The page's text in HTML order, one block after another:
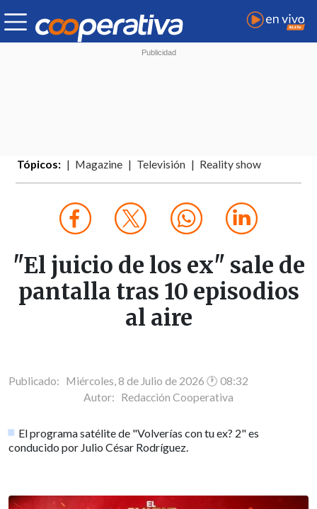
Tópicos: Magazine Televisión Reality show
"El juicio de los ex" sale de
pantalla tras 10 episodios
al aire
Publicado: Miércoles, 8 de Julio de 2026 🕐 08:32
Autor: Redacción Cooperativa
El programa satélite de "Volverías con tu ex? 2" es
conducido por Julio César Rodríguez.